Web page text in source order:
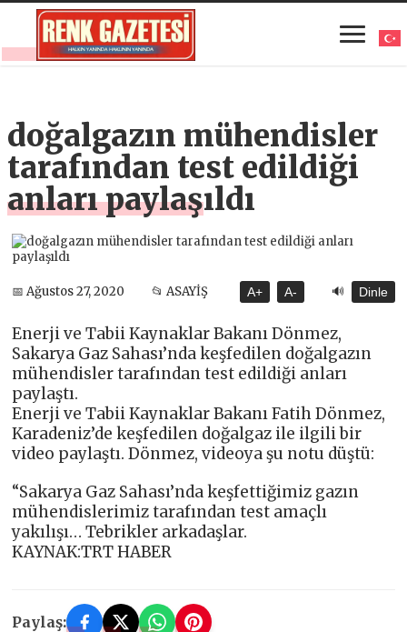
doğalgazın mühendisler
tarafından test edildiği
anları paylaşıldı
📅 Ağustos 27, 2020 📂 ASAYİŞ A+ A- 🔊 Dinle
Enerji ve Tabii Kaynaklar Bakanı Dönmez,
Sakarya Gaz Sahası’nda keşfedilen doğalgazın
mühendisler tarafından test edildiği anları
paylaştı.
Enerji ve Tabii Kaynaklar Bakanı Fatih Dönmez,
Karadeniz’de keşfedilen doğalgaz ile ilgili bir
video paylaştı. Dönmez, videoya şu notu düştü:
“Sakarya Gaz Sahası’nda keşfettiğimiz gazın
mühendislerimiz tarafından test amaçlı
yakılışı… Tebrikler arkadaşlar.
KAYNAK:TRT HABER
Paylaş: